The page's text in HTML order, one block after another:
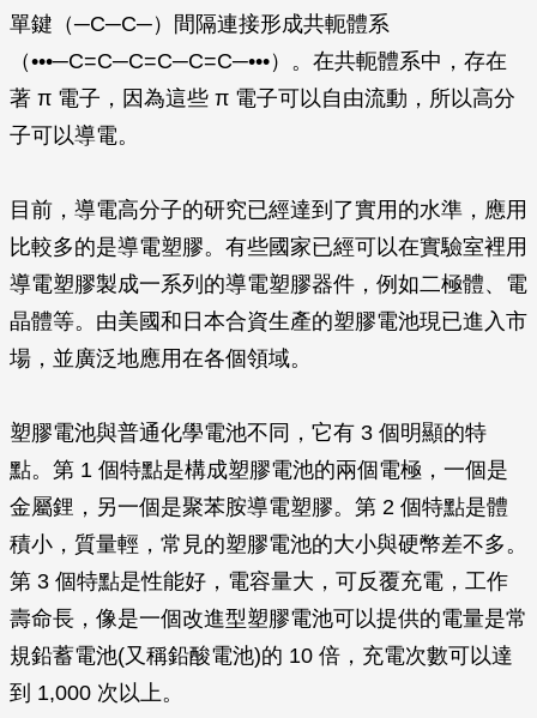
單鍵（─C─C─）間隔連接形成共軛體系
（•••─C=C─C=C─C=C─•••）。在共軛體系中，存在
著 π 電子，因為這些 π 電子可以自由流動，所以高分
子可以導電。
目前，導電高分子的研究已經達到了實用的水準，應用
比較多的是導電塑膠。有些國家已經可以在實驗室裡用
導電塑膠製成一系列的導電塑膠器件，例如二極體、電
晶體等。由美國和日本合資生產的塑膠電池現已進入市
場，並廣泛地應用在各個領域。
塑膠電池與普通化學電池不同，它有 3 個明顯的特
點。第 1 個特點是構成塑膠電池的兩個電極，一個是
金屬鋰，另一個是聚苯胺導電塑膠。第 2 個特點是體
積小，質量輕，常見的塑膠電池的大小與硬幣差不多。
第 3 個特點是性能好，電容量大，可反覆充電，工作
壽命長，像是一個改進型塑膠電池可以提供的電量是常
規鉛蓄電池(又稱鉛酸電池)的 10 倍，充電次數可以達
到 1,000 次以上。